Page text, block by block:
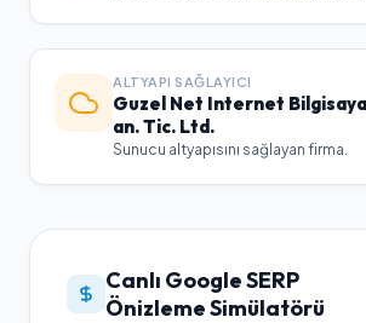
ALTYAPI SAĞLAYICI
Guzel Net Internet
an. Tic. Ltd.
Sunucu altyapısını sağlayan firma.
Canlı Google SERP
Önizleme Simülatörü